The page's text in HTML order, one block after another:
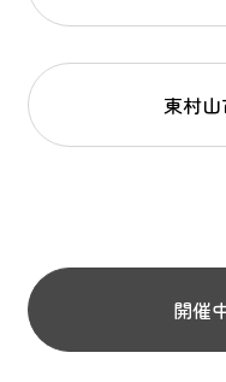
東村
開催